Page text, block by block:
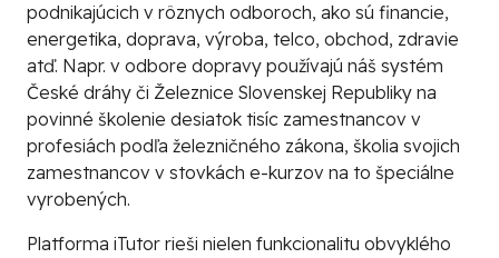
podnikajúcich v rôznych odboroch, ako sú financie,
energetika, doprava, výroba, telco, obchod, zdravie
atď. Napr. v odbore dopravy používajú náš systém
České dráhy či Železnice Slovenskej Republiky na
povinné školenie desiatok tisíc zamestnancov v
profesiách podľa železničného zákona, školia svojich
zamestnancov v stovkách e-kurzov na to špeciálne
vyrobených.
Platforma iTutor rieši nielen funkcionalitu obvyklého